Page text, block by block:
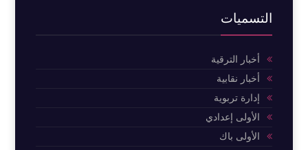
التسميات
أخبار الترقية
أخبار نقابية
إدارة تربوية
الأولى إعدادي
الأولى باك